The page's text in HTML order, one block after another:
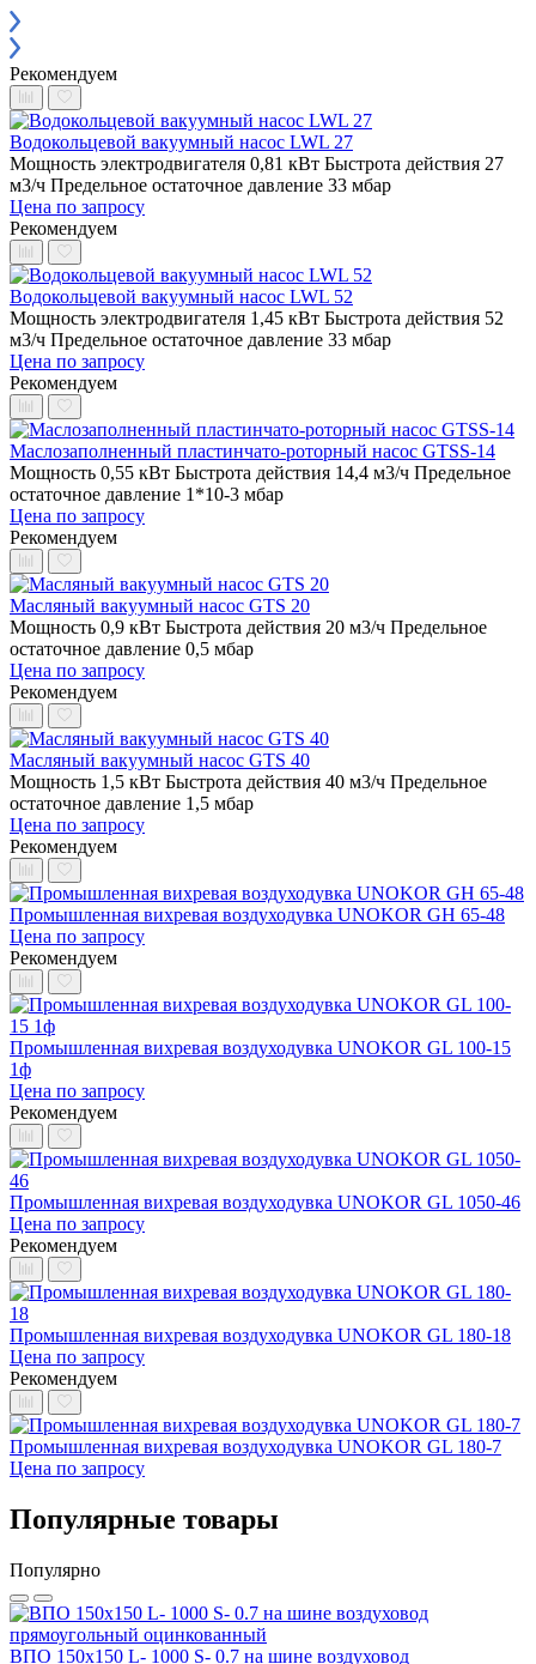
Рекомендуем
Водокольцевой вакуумный насос LWL 27
Мощность электродвигателя 0,81 кВт Быстрота действия 27
м3/ч Предельное остаточное давление 33 мбар
Цена по запросу
Рекомендуем
Водокольцевой вакуумный насос LWL 52
Мощность электродвигателя 1,45 кВт Быстрота действия 52
м3/ч Предельное остаточное давление 33 мбар
Цена по запросу
Рекомендуем
Маслозаполненный пластинчато-роторный насос GTSS-14
Мощность 0,55 кВт Быстрота действия 14,4 м3/ч Предельное
остаточное давление 1*10-3 мбар
Цена по запросу
Рекомендуем
Масляный вакуумный насос GTS 20
Мощность 0,9 кВт Быстрота действия 20 м3/ч Предельное
остаточное давление 0,5 мбар
Цена по запросу
Рекомендуем
Масляный вакуумный насос GTS 40
Мощность 1,5 кВт Быстрота действия 40 м3/ч Предельное
остаточное давление 1,5 мбар
Цена по запросу
Рекомендуем
Промышленная вихревая воздуходувка UNOKOR GH 65-48
Цена по запросу
Рекомендуем
Промышленная вихревая воздуходувка UNOKOR GL 100-15
1ф
Цена по запросу
Рекомендуем
Промышленная вихревая воздуходувка UNOKOR GL 1050-46
Цена по запросу
Рекомендуем
Промышленная вихревая воздуходувка UNOKOR GL 180-18
Цена по запросу
Рекомендуем
Промышленная вихревая воздуходувка UNOKOR GL 180-7
Цена по запросу
Популярные товары
Популярно
ВПО 150x150 L- 1000 S- 0.7 на шине воздуховод